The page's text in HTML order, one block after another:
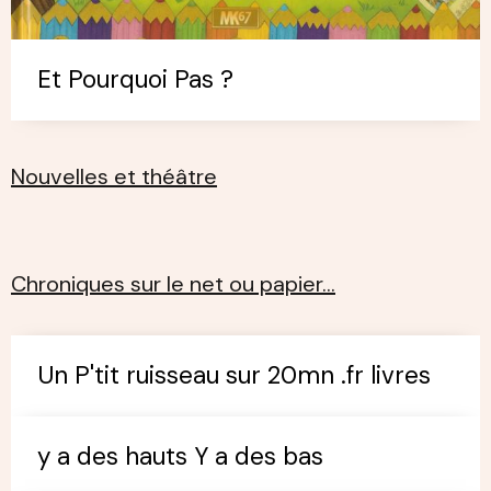
Et Pourquoi Pas ?
Nouvelles et théâtre
Chroniques sur le net ou papier…
Un P'tit ruisseau sur 20mn .fr livres
y a des hauts Y a des bas